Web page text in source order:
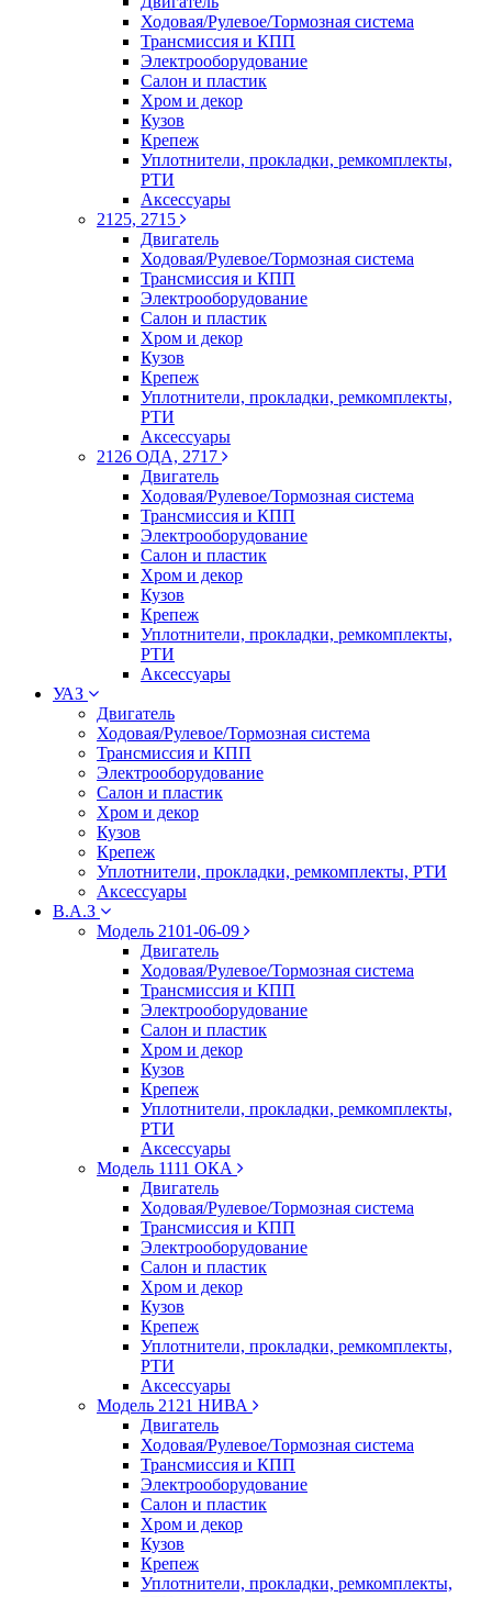
Ходовая/Рулевое/Тормозная система
Трансмиссия и КПП
Электрооборудование
Салон и пластик
Хром и декор
Кузов
Крепеж
Уплотнители, прокладки, ремкомплекты,
РТИ
Аксессуары
2125, 2715
Двигатель
Ходовая/Рулевое/Тормозная система
Трансмиссия и КПП
Электрооборудование
Салон и пластик
Хром и декор
Кузов
Крепеж
Уплотнители, прокладки, ремкомплекты,
РТИ
Аксессуары
2126 ОДА, 2717
Двигатель
Ходовая/Рулевое/Тормозная система
Трансмиссия и КПП
Электрооборудование
Салон и пластик
Хром и декор
Кузов
Крепеж
Уплотнители, прокладки, ремкомплекты,
РТИ
Аксессуары
УАЗ
Двигатель
Ходовая/Рулевое/Тормозная система
Трансмиссия и КПП
Электрооборудование
Салон и пластик
Хром и декор
Кузов
Крепеж
Уплотнители, прокладки, ремкомплекты, РТИ
Аксессуары
В.А.З
Модель 2101-06-09
Двигатель
Ходовая/Рулевое/Тормозная система
Трансмиссия и КПП
Электрооборудование
Салон и пластик
Хром и декор
Кузов
Крепеж
Уплотнители, прокладки, ремкомплекты,
РТИ
Аксессуары
Модель 1111 ОКА
Двигатель
Ходовая/Рулевое/Тормозная система
Трансмиссия и КПП
Электрооборудование
Салон и пластик
Хром и декор
Кузов
Крепеж
Уплотнители, прокладки, ремкомплекты,
РТИ
Аксессуары
Модель 2121 НИВА
Двигатель
Ходовая/Рулевое/Тормозная система
Трансмиссия и КПП
Электрооборудование
Салон и пластик
Хром и декор
Кузов
Крепеж
Уплотнители, прокладки, ремкомплекты,